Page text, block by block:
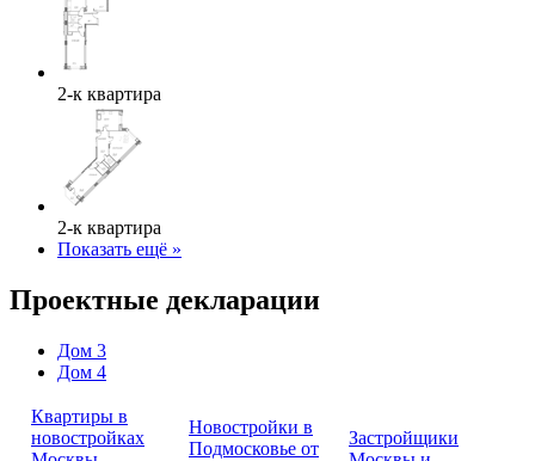
2-к квартира
2-к квартира
Показать ещё »
Проектные декларации
Дом 3
Дом 4
Квартиры в
новостройках
Новостройки в
Подмосковье от
Застройщики